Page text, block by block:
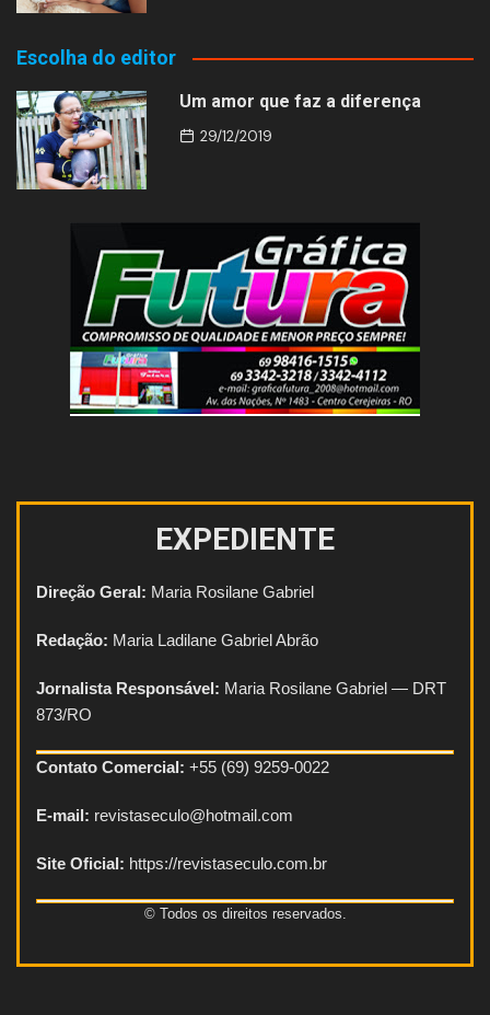
Escolha do editor
Um amor que faz a diferença
29/12/2019
EXPEDIENTE
Direção Geral: Maria Rosilane Gabriel
Redação: Maria Ladilane Gabriel Abrão
Jornalista Responsável: Maria Rosilane Gabriel — DRT
873/RO
Contato Comercial: +55 (69) 9259-0022
E-mail: revistaseculo@hotmail.com
Site Oficial: https://revistaseculo.com.br
© Todos os direitos reservados.